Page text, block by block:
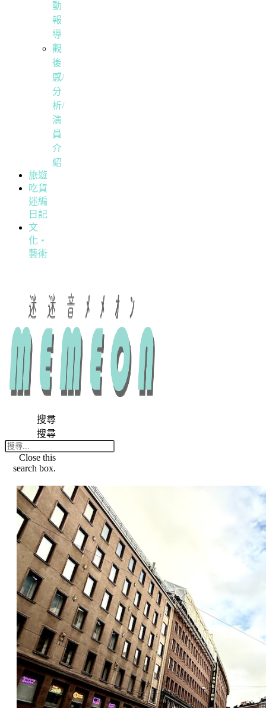
動
報
導
觀
後
感/
分
析/
演
員
介
紹
旅遊
吃貨
迷編
日記
文
化・
藝術
搜尋
搜尋
Close this
search box.